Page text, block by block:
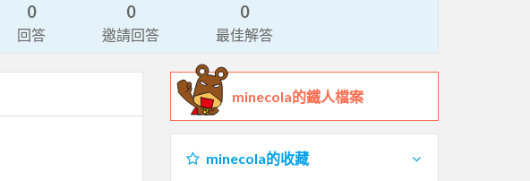
0
回答
0
邀請回答
0
最佳解答
minecola的鐵人檔案
minecola的收藏